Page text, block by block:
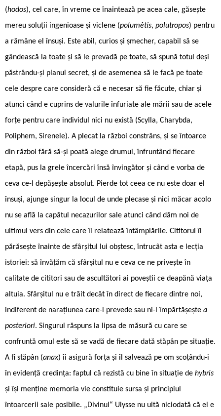
(hodos), cel care, în vreme ce înaintează pe acea cale, găsește
mereu soluții ingenioase și viclene (polumêtis, polutropos) pentru
a rămâne el însuși. Este abil, curios și șmecher, capabil să se
gândească la toate și să le prevadă pe toate, să spună totul deși
păstrându-și planul secret, și de asemenea să le facă pe toate
cele despre care consideră că e necesar să fie făcute, chiar și
atunci când e cuprins de valurile înfuriate ale mării sau de acele
forțe pentru care individul nici nu există (Scylla, Charybda,
Poliphem, Sirenele). A plecat la război constrâns, și se întoarce
din război fără să-și poată alege drumul, înfruntând fiecare
etapă, pus la grele încercări însă învingător și când e vorba de
ceva ce-l depășește absolut. Pierde tot ceea ce nu este doar el
însuși, ajunge singur la locul de unde plecase și nici măcar acolo
nu se află la capătul necazurilor sale atunci când dăm noi de
ultimul vers din cele care îi relatează întâmplările. Cititorul îl
părăsește înainte de sfârșitul lui obștesc, întrucât asta e lecția
istoriei: să învățăm că sfârșitul nu e ceva ce ne privește în
calitate de cititori sau de ascultători ai poveștii ce deapănă viața
altuia. Sfârșitul nu e trăit decât în direct de fiecare dintre noi,
indiferent de narațiunea care-l prevede sau ni-l împărtășește a
posteriori. Singurul răspuns la lipsa de măsură cu care se
confruntă omul este să se vadă de fiecare dată stăpân pe situație.
A fi stăpân (anax) îi asigură forța și îl salvează pe om scoțându-i
în evidență credința: faptul că rezistă cu bine în situație de hybris
și își menține memoria vie constituie sursa și principiul
întoarcerii sale posibile. „Divinul“ Ulysse nu uită niciodată că el e